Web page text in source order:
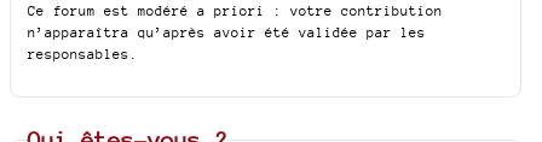
Ce forum est modéré a priori : votre contribution
n’apparaîtra qu’après avoir été validée par les
responsables.